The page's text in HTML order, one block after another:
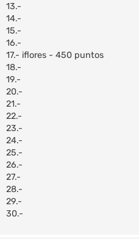
13.-
14.-
15.-
16.-
17.- iflores - 450 puntos
18.-
19.-
20.-
21.-
22.-
23.-
24.-
25.-
26.-
27.-
28.-
29.-
30.-